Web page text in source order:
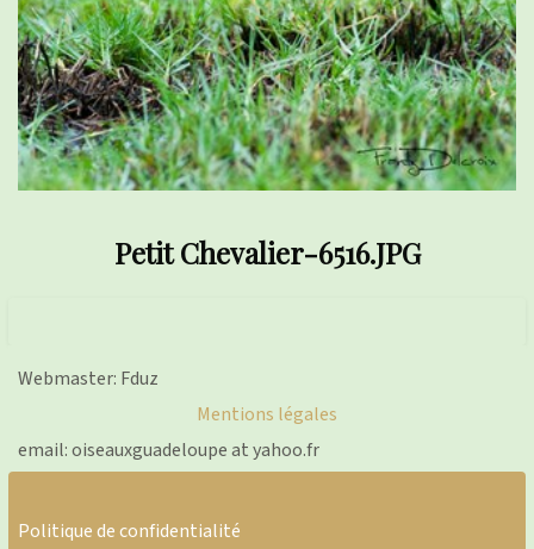
Petit Chevalier-6516.JPG
Webmaster: Fduz
Mentions légales
email: oiseauxguadeloupe at yahoo.fr
Politique de confidentialité